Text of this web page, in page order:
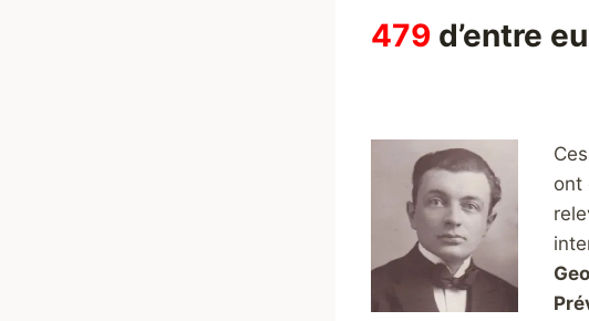
479 d’entre
ont